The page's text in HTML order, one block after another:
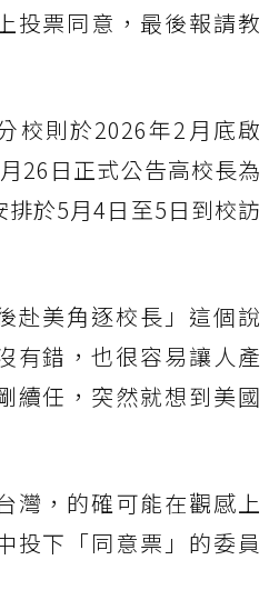
投票同意，最後報請教
校則於2026年2月底啟
26日正式公告高校長為
於5月4日至5日到校訪
赴美角逐校長」這個說
有錯，也很容易讓人產
續任，突然就想到美國
灣，的確可能在觀感上
投下「同意票」的委員